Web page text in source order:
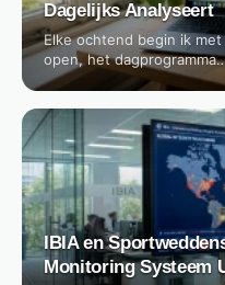
Dagelijks Analyseert
Elke ochtend begin ik
open, het
IBIA en
Monitoring Systeem